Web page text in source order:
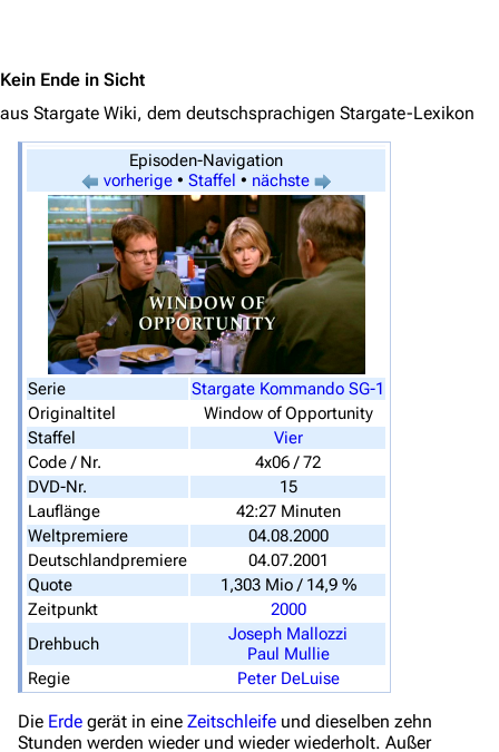
3639 2133 346.366
Navigation
Von A bis Z
Datei hochladen
Kein Ende in Sicht
aus Stargate Wiki, dem deutschsprachigen Stargate-Lexikon
Episoden-Navigation
vorherige• Staffel • nächste
Serie
Stargate Kommando SG-1
Originaltitel
Window of Opportunity
Staffel
Vier
Code / Nr.
4x06 / 72
DVD-Nr.
15
Lauflänge
42:27 Minuten
Weltpremiere
04.08.2000
Deutschlandpremiere
04.07.2001
Quote
1,303 Mio / 14,9 %
Zeitpunkt
2000
Drehbuch
Joseph Mallozzi
Paul Mullie
Regie
Peter DeLuise
Die Erde gerät in eine Zeitschleife und dieselben zehn
Stunden werden wieder und wieder wiederholt. Außer